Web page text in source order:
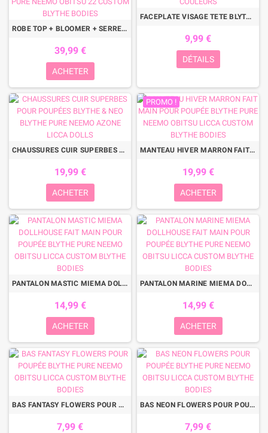
ROBE TOP + BLOOMER + SERRE TETE FAIT MAIN PAR MIORI POUR POUPÉE QBABY DOLLS BLYTHE PURE NEEMO OBITSU 22 CUSTOM BLYTHE BODIES
39,99 €
ACHETER
FACEPLATE VISAGE TETE BLYTHE NUDE POUR ENTRAINEMENT CUSTO SKIN 3 COULEURS
9,99 €
DÉTAILS
CHAUSSURES CUIR SUPERBES POUR POUPÉES BLYTHE & NEO BLYTHE PURE NEEMO AZONE LICCA DOLLS
19,99 €
ACHETER
PROMO !
MANTEAU HIVER MARRON FAIT MAIN POUR POUPÉE BLYTHE PURE NEEMO OBITSU LICCA CUSTOM BLYTHE BODIES
19,99 €
ACHETER
PANTALON MASTIC MIEMA DOLLHOUSE FAIT MAIN POUR POUPÉE BLYTHE PURE NEEMO OBITSU LICCA CUSTOM BLYTHE BODIES
14,99 €
ACHETER
PANTALON MARINE MIEMA DOLLHOUSE FAIT MAIN POUR POUPÉE BLYTHE PURE NEEMO OBITSU LICCA CUSTOM BLYTHE BODIES
14,99 €
ACHETER
BAS FANTASY FLOWERS POUR POUPÉE BLYTHE PURE NEEMO OBITSU LICCA CUSTOM BLYTHE BODIES
7,99 €
BAS NEON FLOWERS POUR POUPÉE BLYTHE PURE NEEMO OBITSU LICCA CUSTOM BLYTHE BODIES
7,99 €